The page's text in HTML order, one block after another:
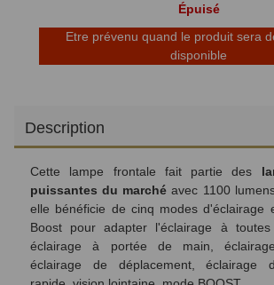
Épuisé
Etre prévenu quand le produit sera
disponible
Description
Cette lampe frontale fait partie des
puissantes du marché avec 1100
elle bénéficie de cinq modes d'éclairage
Boost pour adapter l'éclairage à
éclairage à portée de main,
éclairage de déplacement, éclairage